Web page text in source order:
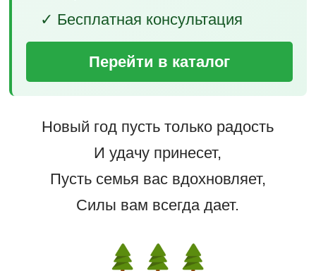
✓ Бесплатная консультация
Перейти в каталог
Новый год пусть только радость
И удачу принесет,
Пусть семья вас вдохновляет,
Силы вам всегда дает.